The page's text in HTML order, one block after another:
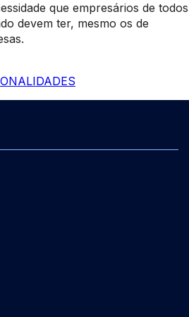
que empresários de todos
devem ter, mesmo os de